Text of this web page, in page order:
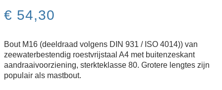
€ 54,30
Bout M16 (deeldraad volgens DIN 931 / ISO 4014)) van
zeewaterbestendig roestvrijstaal A4 met buitenzeskant
aandraaivoorziening, sterkteklasse 80. Grotere lengtes zijn
populair als mastbout.